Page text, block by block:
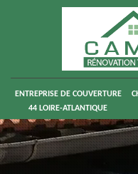
ENTREPRISE DE COUVERTURE
44 LOIRE-ATLANTIQUE